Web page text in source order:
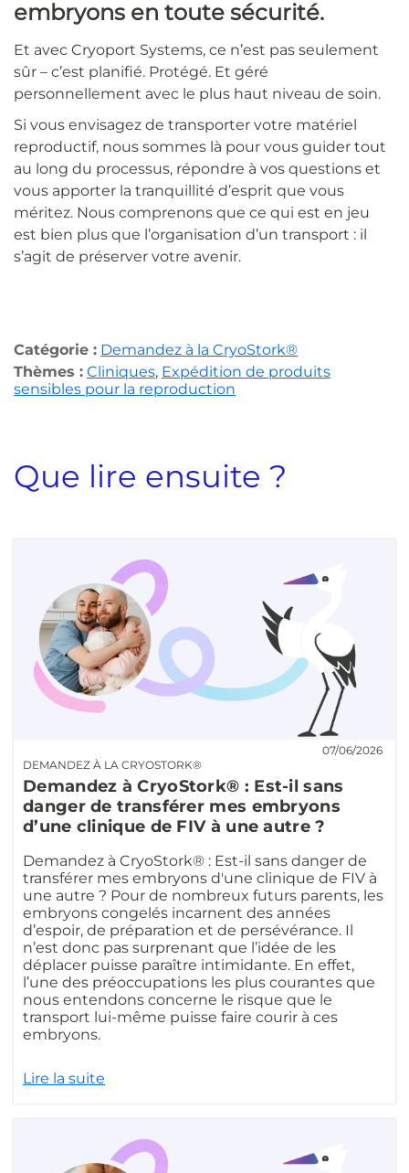
embryons en toute sécurité.
Et avec Cryoport Systems, ce n’est pas seulement
sûr – c’est planifié. Protégé. Et géré
personnellement avec le plus haut niveau de soin.
Si vous envisagez de transporter votre matériel
reproductif, nous sommes là pour vous guider tout
au long du processus, répondre à vos questions et
vous apporter la tranquillité d’esprit que vous
méritez. Nous comprenons que ce qui est en jeu
est bien plus que l’organisation d’un transport : il
s’agit de préserver votre avenir.
Catégorie : Demandez à la CryoStork®
Thèmes : Cliniques, Expédition de produits
sensibles pour la reproduction
Que lire ensuite ?
DEMANDEZ À LA CRYOSTORK®
07/06/2026
Demandez à CryoStork® : Est-il sans
danger de transférer mes embryons
d’une clinique de FIV à une autre ?
Demandez à CryoStork® : Est-il sans danger de
transférer mes embryons d'une clinique de FIV à
une autre ? Pour de nombreux futurs parents, les
embryons congelés incarnent des années
d’espoir, de préparation et de persévérance. Il
n’est donc pas surprenant que l’idée de les
déplacer puisse paraître intimidante. En effet,
l’une des préoccupations les plus courantes que
nous entendons concerne le risque que le
transport lui-même puisse faire courir à ces
embryons.
Lire la suite